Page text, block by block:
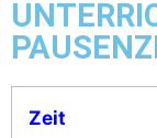
Zeit